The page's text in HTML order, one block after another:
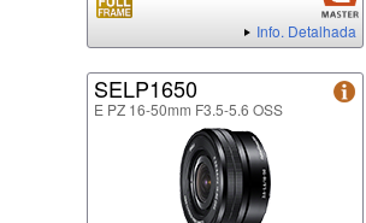
Info. Detalhada
SELP1650
E PZ 16-50mm F3.5-5.6 OSS